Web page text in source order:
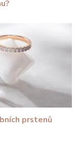
prstenů